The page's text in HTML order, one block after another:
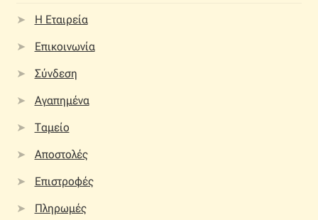
Η Εταιρεία
Επικοινωνία
Σύνδεση
Αγαπημένα
Ταμείο
Αποστολές
Επιστροφές
Πληρωμές